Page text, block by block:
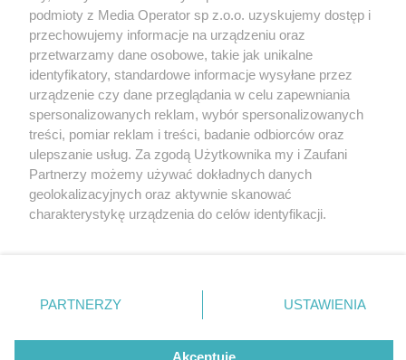
2 / 0
Wydawca mediów lokalnych
Nie zapomnij
zapoznać się z:
polityką prywatności regulamin korzystania z portali
Twojemiasto
Piekary Śląskie
Chorzów
Tarnowskie Góry
Gliwice
Skontakuj sięz nami
Kontakt
Wydawca
Redakcja
podmioty z Media Operator sp z.o.o. uzyskujemy dostęp i
przechowujemy informacje na urządzeniu oraz
przetwarzamy dane osobowe, takie jak unikalne
identyfikatory, standardowe informacje wysyłane przez
urządzenie czy dane przeglądania w celu zapewniania
spersonalizowanych reklam, wybór spersonalizowanych
treści, pomiar reklam i treści, badanie odbiorców oraz
ulepszanie usług. Za zgodą Użytkownika my i Zaufani
Partnerzy możemy używać dokładnych danych
geolokalizacyjnych oraz aktywnie skanować
charakterystykę urządzenia do celów identyfikacji.
zmienić/wycofać klikając przycisk ustawień prywatności
znajdujący się w lewym dolnym rogu strony
rodzaje przetwarzania danych nie wymagają zgody
użytkownika, ale masz prawo sprzeciwić się takiemu
PARTNERZY USTAWIENIA
Akceptuję